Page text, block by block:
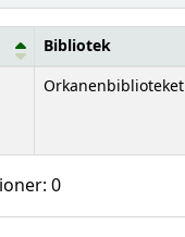
Bibliotek
Orkanenbiblioteket
0